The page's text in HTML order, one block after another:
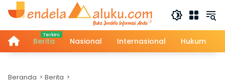
Langsung
HomeBerita Nasional Internasional Hukum
Beranda Berita